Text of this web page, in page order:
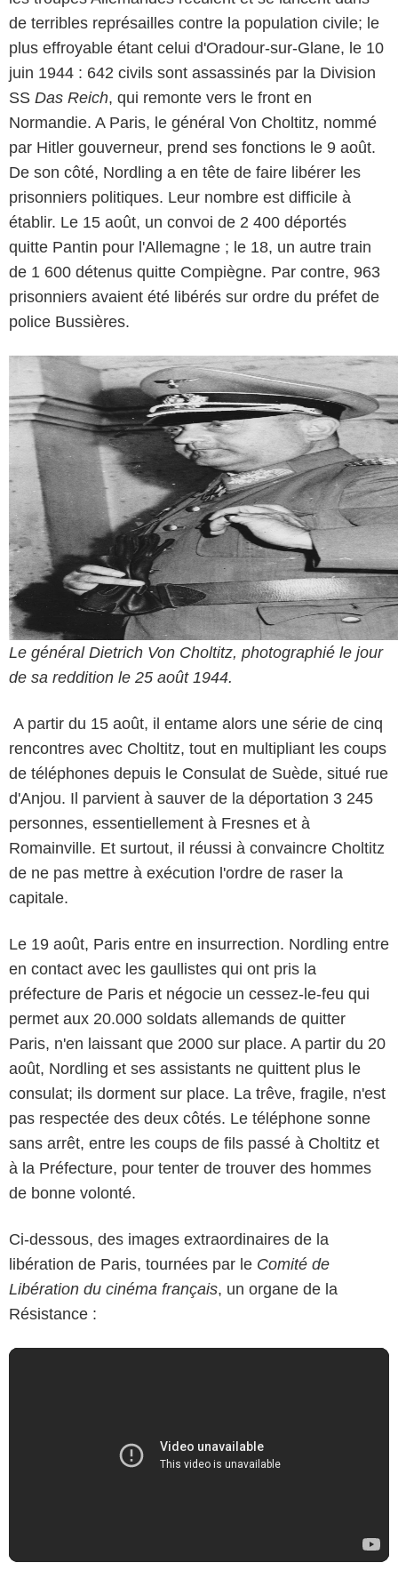
de terribles représailles contre la population civile; le
plus effroyable étant celui d'Oradour-sur-Glane, le 10
juin 1944 : 642 civils sont assassinés par la Division
SS Das Reich, qui remonte vers le front en
Normandie. A Paris, le général Von Choltitz, nommé
par Hitler gouverneur, prend ses fonctions le 9 août.
De son côté, Nordling a en tête de faire libérer les
prisonniers politiques. Leur nombre est difficile à
établir. Le 15 août, un convoi de 2 400 déportés
quitte Pantin pour l'Allemagne ; le 18, un autre train
de 1 600 détenus quitte Compiègne. Par contre, 963
prisonniers avaient été libérés sur ordre du préfet de
police Bussières.
Le général Dietrich Von Choltitz, photographié le jour
de sa reddition le 25 août 1944.
A partir du 15 août, il entame alors une série de cinq
rencontres avec Choltitz, tout en multipliant les coups
de téléphones depuis le Consulat de Suède, situé rue
d'Anjou. Il parvient à sauver de la déportation 3 245
personnes, essentiellement à Fresnes et à
Romainville. Et surtout, il réussi à convaincre Choltitz
de ne pas mettre à exécution l'ordre de raser la
capitale.
Le 19 août, Paris entre en insurrection. Nordling entre
en contact avec les gaullistes qui ont pris la
préfecture de Paris et négocie un cessez-le-feu qui
permet aux 20.000 soldats allemands de quitter
Paris, n'en laissant que 2000 sur place. A partir du 20
août, Nordling et ses assistants ne quittent plus le
consulat; ils dorment sur place. La trêve, fragile, n'est
pas respectée des deux côtés. Le téléphone sonne
sans arrêt, entre les coups de fils passé à Choltitz et
à la Préfecture, pour tenter de trouver des hommes
de bonne volonté.
Ci-dessous, des images extraordinaires de la
libération de Paris, tournées par le Comité de
Libération du cinéma français, un organe de la
Résistance :